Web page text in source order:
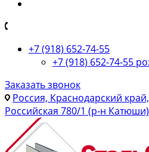
+7 (918) 652-74-55
+7 (918) 652-74-55
Заказать звонок
Россия, Краснодарский
Российская 780/1 (р-н Катюши)